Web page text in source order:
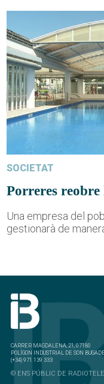
SOCIETAT
Porreres
Una empresa del
gestionarà de
CARRER MAGDALENA, 21, 07180
POLÍGON INDUSTRIAL DE SON
(+34) 971 139 333
© ENS PÚBLIC DE